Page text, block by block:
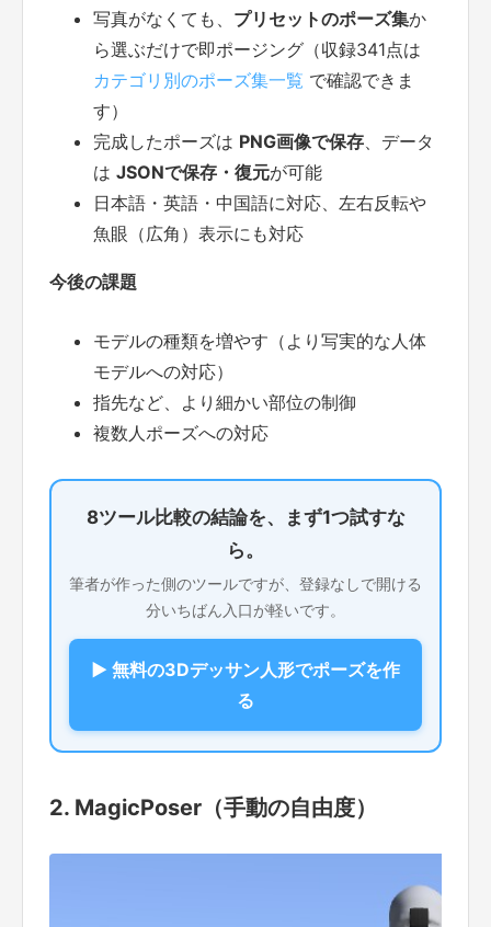
写真がなくても、 プリセットのポーズ集か
ら選ぶだけで即ポージング（収録341点は
カテゴリ別のポーズ集一覧 で確認できま
す）
完成したポーズは PNG画像で保存 、データ
は JSONで保存・復元が可能
日本語・英語・中国語に対応、左右反転や
魚眼（広角）表示にも対応
今後の課題
モデルの種類を増やす（より写実的な人体
モデルへの対応）
指先など、より細かい部位の制御
複数人ポーズへの対応
8ツール比較の結論を、まず1つ試すな
ら。
筆者が作った側のツールですが、登録なしで開ける
分いちばん入口が軽いです。
▶ 無料の3Dデッサン人形でポーズを作
る
2. MagicPoser（手動の自由度）